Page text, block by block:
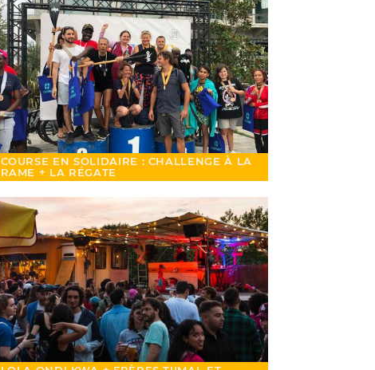
COURSE EN SOLIDAIRE : CHALLENGE À LA
RAME + LA RÉGATE